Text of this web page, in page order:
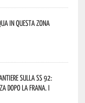
in questa zona
sulla SS 92:
dopo la frana. I